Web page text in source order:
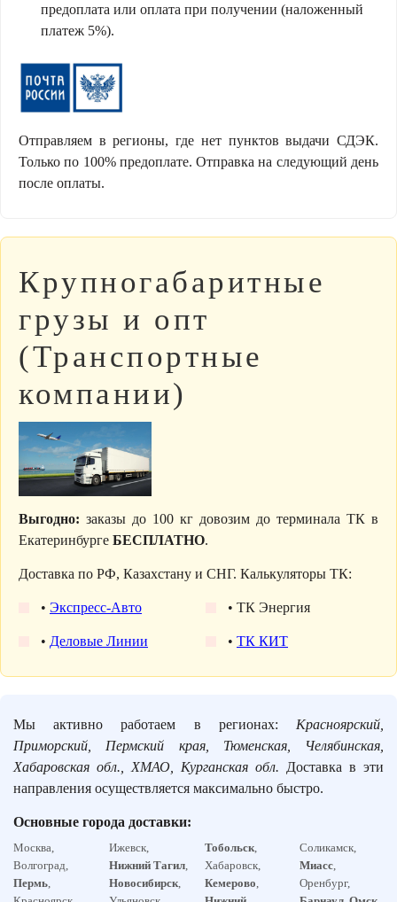
предоплата или оплата при получении (наложенный
платеж 5%).
Отправляем в регионы, где нет пунктов выдачи СДЭК.
Только по 100% предоплате. Отправка на следующий день
после оплаты.
Крупногабаритные
грузы и опт
(Транспортные
компании)
Выгодно: заказы до 100 кг довозим до терминала ТК в
Екатеринбурге БЕСПЛАТНО.
Доставка по РФ, Казахстану и СНГ. Калькуляторы ТК:
• Экспресс-Авто
• Деловые Линии
• ТК Энергия
• ТК КИТ
Мы активно работаем в регионах: Красноярский,
Приморский, Пермский края, Тюменская, Челябинская,
Хабаровская обл., ХМАО, Курганская обл. Доставка в эти
направления осуществляется максимально быстро.
Основные города доставки:
Москва,
Волгоград,
Пермь,
Ижевск,
Нижний Тагил,
Новосибирск,
Тобольск,
Хабаровск,
Кемерово,
Соликамск,
Миасс,
Оренбург,